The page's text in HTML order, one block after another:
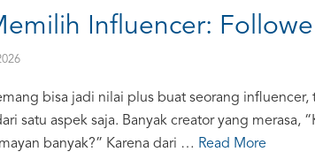
Influencer:
bisa jadi nilai plus buat seorang
satu aspek saja. Banyak creator yang merasa,
banyak?” Karena dari … Read More